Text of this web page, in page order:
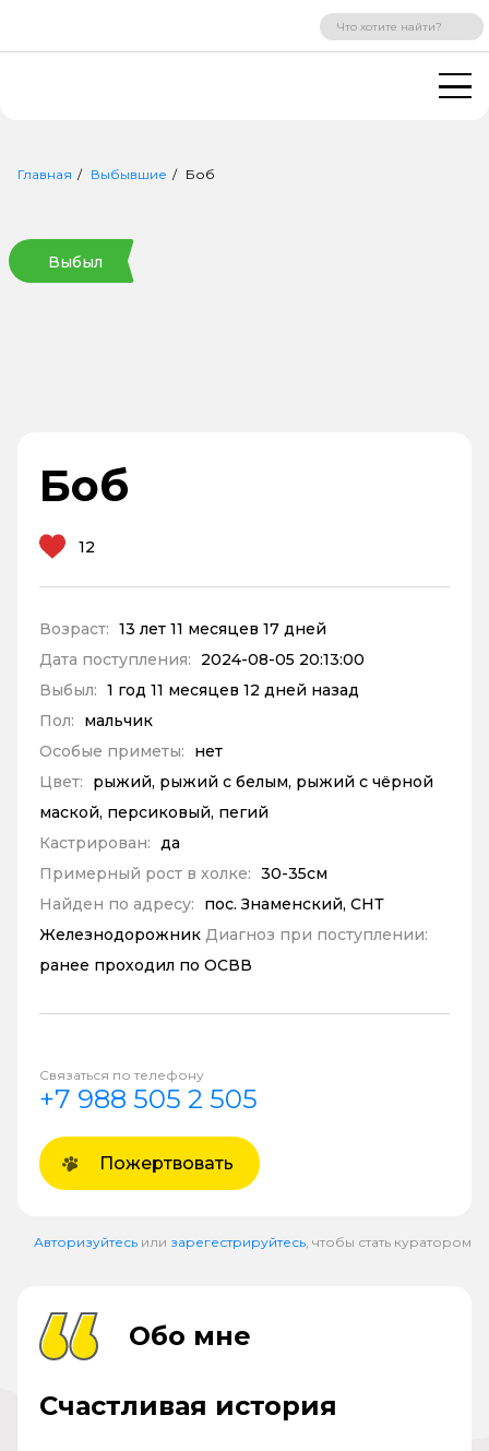
ВХОД РЕГИСТРАЦИЯ
Главная Выбывшие Боб
Выбыл
Боб
12
Возраст: 13 лет 11 месяцев 17 дней
Дата поступления:
2024-08-05 20:13:00
Выбыл: 1 год 11 месяцев 12 дней назад
Пол:
мальчик
Особые приметы:
нет
Цвет:
рыжий, рыжий с белым, рыжий с чёрной
маской, персиковый, пегий
Кастрирован: да
Примерный рост в холке: 30-35см
Найден по адресу:
пос. Знаменский, СНТ
Железнодорожник Диагноз при поступлении:
ранее проходил по ОСВВ
Связаться по телефону
+7 988 505 2 505
Пожертвовать
Авторизуйтесь или зарегестрируйтесь , чтобы стать куратором
Обо мне
Счастливая история